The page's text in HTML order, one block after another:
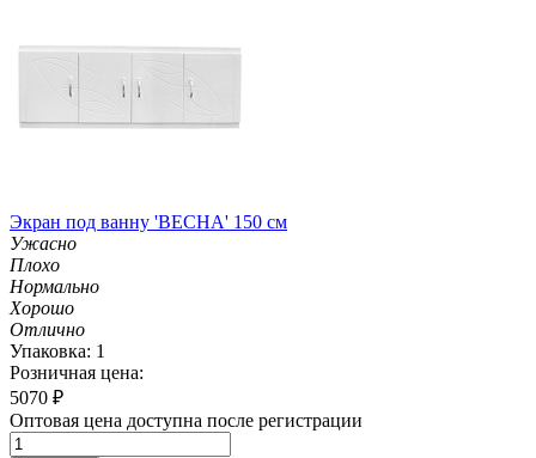
Экран под ванну 'ВЕСНА' 150 см
Ужасно
Плохо
Нормально
Хорошо
Отлично
Упаковка: 1
Розничная цена:
5070 ₽
Оптовая цена доступна после регистрации